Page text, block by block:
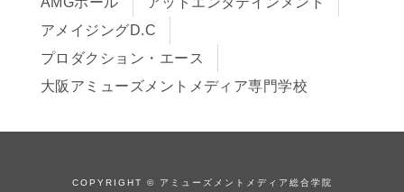
アメイジングD.C
プロダクション・エース
大阪アミューズメントメディア専門学校
COPYRIGHT © アミューズメントメディア総合学院